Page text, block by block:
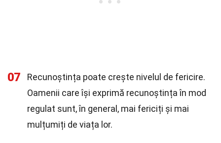
07
Recunoștința poate crește nivelul de fericire.
Oamenii care își exprimă recunoștința în mod
regulat sunt, în general, mai fericiți și mai
mulțumiți de viața lor.